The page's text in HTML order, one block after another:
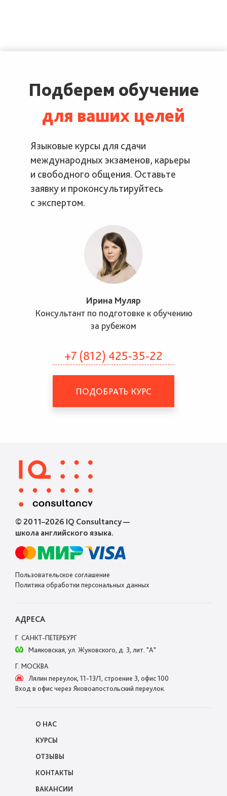
Подберем обучение
для ваших целей
Языковые курсы для сдачи
международных экзаменов, карьеры
и свободного общения. Оставьте
заявку и проконсультируйтесь
с экспертом.
Ирина Муляр
Консультант по подготовке к обучению
за рубежом
+7 (812) 425-35-22
ПОДОБРАТЬ КУРС
© 2011–2026 IQ Consultancy —
школа английского языка.
Пользовательское соглашение
Политика обработки персональных данных
АДРЕСА
Г. САНКТ-ПЕТЕРБУРГ
Маяковская, ул. Жуковского, д. 3, лит. "А"
Г. МОСКВА
Лялин переулок, 11-13/1, строение 3, офис 100
Вход в офис через Яковоапостольский переулок.
О НАС
КУРСЫ
ОТЗЫВЫ
КОНТАКТЫ
ВАКАНСИИ